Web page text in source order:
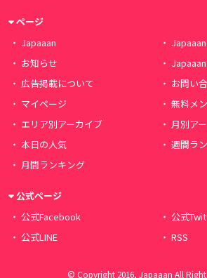
ページ
Japaaan
お知らせ
広告掲載について
お問い
マイページ
無料メ
エリア別アーカイブ
月別ア
本日の人気
週間ラ
月間ランキング
公式ページ
公式Facebook
公式
公式LINE
RSS
© Copyright 2016, Japaaan All